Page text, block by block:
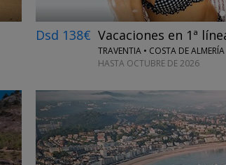
Dsd 138€ Vacaciones en 1ª
TRAVENTIA • COSTA DE ALMERÍA
HASTA OCTUBRE DE 2026